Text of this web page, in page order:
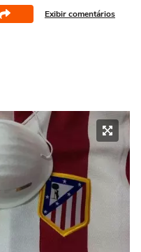
Exibir comentários